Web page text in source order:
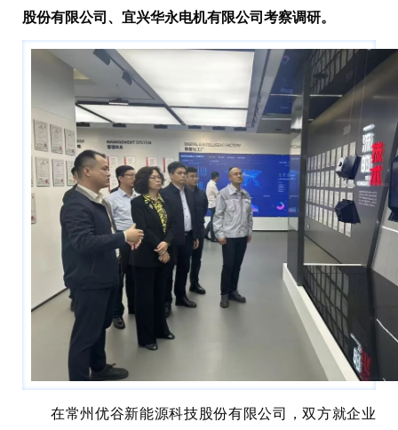
股份有限公司、宜兴华永电机有限公司考察调研。
在常州优谷新能源科技股份有限公司，双方就企业